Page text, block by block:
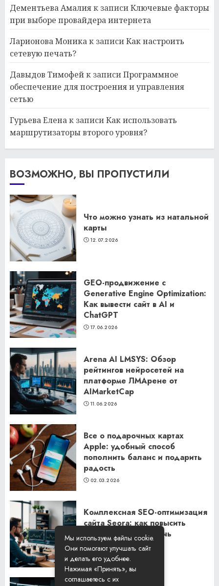
Дементьева Амалияк записиКлючевые факторы
при выборе провайдера интернета
Ларионова Моникак записиКак настроить
сетевую печать?
Давыдов Тимофейк записиПрограммное
обеспечение для построения и управления
сетью
Гурьева Еленак записиКак использовать
маршрутизаторы второго уровня?
ВОЗМОЖНО, ВЫ ПРОПУСТИЛИ
Что можно узнать из натальной
карты
12.07.2026
GEO-продвижение с
Generative Engine Optimization:
Как вывести сайт в AI и
ChatGPT
17.06.2026
Arena AI LMSYS: Обзор
рейтингов нейросетей на
платформе ЛМАрене от
AIMarketCap
11.06.2026
Все о подарочных картах
Apple: удобный способ
пополнить баланс и подарить
радость
02.03.2026
Комплексная SEO-оптимизация
сайта Seora: как повысить
видимость и привлечь
клиентов
06.02.2026
Мы используем файлы cookie.
Они помогают улучшать сайт
и делать его удобнее.
Нажимая «Принять», вы
соглашаетесь с их